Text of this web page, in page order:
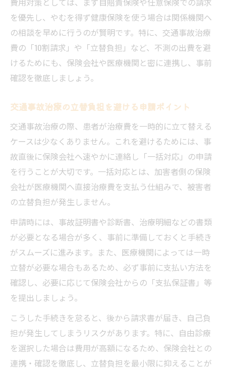
を優先し、やむを得ず健康保険を使う場合は関係機関へ
の相談を早めに行うのが賢明です。特に、交通事故治療
費の「10割請求」や「立替負担」など、不測の出費を避
けるためにも、保険会社や医療機関と密に連携し、事前
確認を徹底しましょう。
交通事故治療の立替負担を避ける申請ポイント
交通事故治療の際、患者が治療費を一時的に立て替える
ケースは少なくありません。これを避けるためには、事
故直後に保険会社へ速やかに連絡し「一括対応」の申請
を行うことが大切です。一括対応とは、加害者側の保険
会社が医療機関へ直接治療費を支払う仕組みで、被害者
の立替負担が発生しません。
申請時には、事故証明書や診断書、治療明細などの書類
が必要となる場合が多く、事前に準備しておくと手続き
がスムーズに進みます。また、医療機関によっては一時
立替が必要な場合もあるため、必ず事前に支払い方法を
確認し、必要に応じて保険会社からの「支払保証書」等
を提出しましょう。
こうした手続きを怠ると、後から請求書が届き、自己負
担が発生してしまうリスクがあります。特に、自由診療
を選択した場合は費用が高額になるため、保険会社との
連携・確認を徹底し、立替負担を最小限に抑えることが